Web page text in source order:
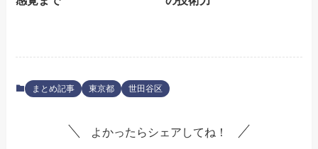
まとめ記事 東京都 世田谷区
よかったらシェアしてね！